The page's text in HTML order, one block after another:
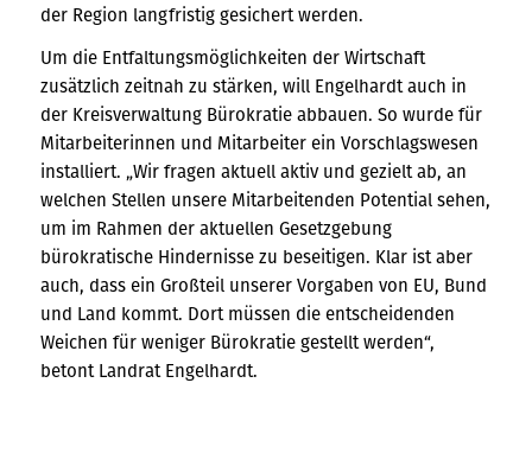
der Region langfristig gesichert werden.
Um die Entfaltungsmöglichkeiten der Wirtschaft
zusätzlich zeitnah zu stärken, will Engelhardt auch in
der Kreisverwaltung Bürokratie abbauen. So wurde für
Mitarbeiterinnen und Mitarbeiter ein Vorschlagswesen
installiert. „Wir fragen aktuell aktiv und gezielt ab, an
welchen Stellen unsere Mitarbeitenden Potential sehen,
um im Rahmen der aktuellen Gesetzgebung
bürokratische Hindernisse zu beseitigen. Klar ist aber
auch, dass ein Großteil unserer Vorgaben von EU, Bund
und Land kommt. Dort müssen die entscheidenden
Weichen für weniger Bürokratie gestellt werden“,
betont Landrat Engelhardt.